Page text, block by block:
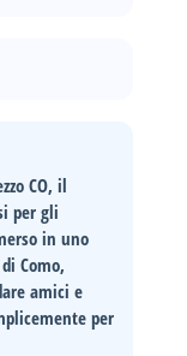
CO, il
per gli
in uno
Como,
amici e
per